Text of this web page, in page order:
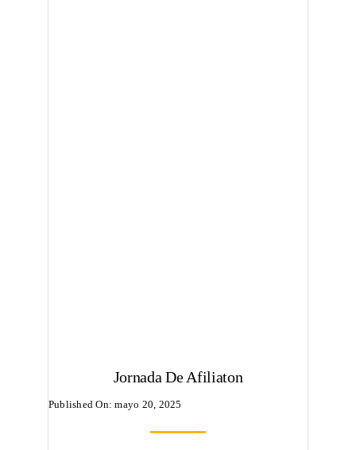
Jornada De Afiliaton
Published On: mayo 20, 2025